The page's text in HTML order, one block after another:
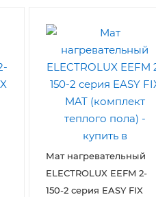
Мат нагревательный
ELECTROLUX EEFM 2-
150-2 серия EASY FIX